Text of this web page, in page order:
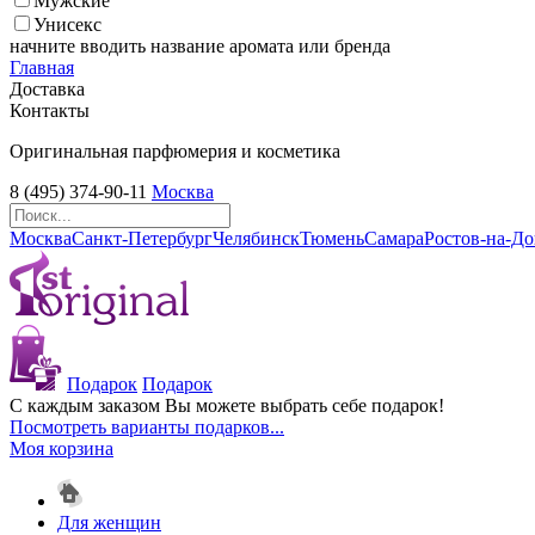
Унисекс
начните вводить название аромата или бренда
Главная
Доставка
Контакты
Оригинальная парфюмерия и косметика
8 (495) 374-90-11 Москва
МоскваСанкт-ПетербургЧелябинскТюменьСамараРостов-на-
Подарок Подарок
С каждым заказом Вы можете выбрать себе подарок!
Посмотреть варианты подарков...
Моя корзина
Для женщин